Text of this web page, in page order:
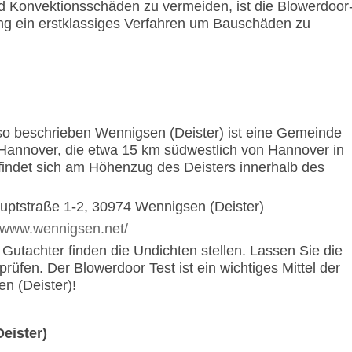
Konvektionsschäden zu vermeiden, ist die
ein erstklassiges Verfahren um Bauschäden zu
beschrieben Wennigsen (Deister) ist eine Gemeinde
die etwa 15 km südwestlich von Hannover in
sich am Höhenzug des Deisters innerhalb des
1-2, 30974 Wennigsen (Deister)
finden die Undichten stellen. Lassen Sie die
Der Blowerdoor Test ist ein wichtiges Mittel der
(Deister)!